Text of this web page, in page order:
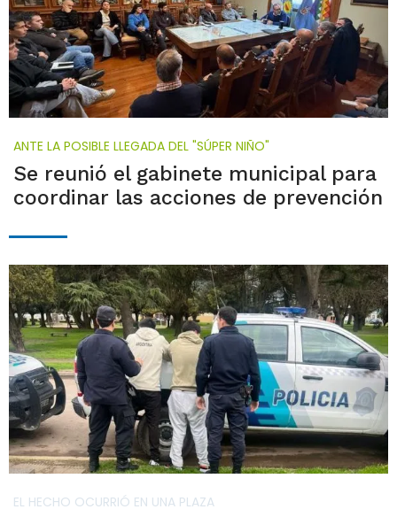
ANTE LA POSIBLE LLEGADA DEL "SÚPER NIÑO"
Se reunió el gabinete municipal para
coordinar las acciones de prevención
EL HECHO OCURRIÓ EN UNA PLAZA